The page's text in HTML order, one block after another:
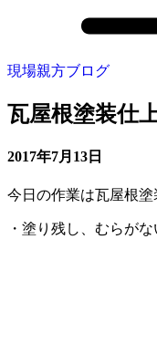
現場親方ブログ
瓦屋根塗装仕
2017年7月13日
今日の作業は瓦屋根塗
・塗り残し、むらが